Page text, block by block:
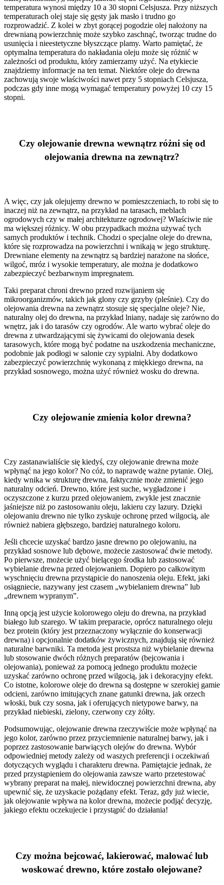
temperatura wynosi między 10 a 30 stopni Celsjusza. Przy niższych
temperaturach olej staje się gęsty jak masło i trudno go
rozprowadzić. Z kolei w zbyt gorącej pogodzie olej nałożony na
drewnianą powierzchnię może szybko zaschnąć, tworząc trudne do
usunięcia i nieestetyczne błyszczące plamy. Warto pamiętać, że
optymalna temperatura do nakładania oleju może się różnić w
zależności od produktu, który zamierzamy użyć. Na etykiecie
znajdziemy informacje na ten temat. Niektóre oleje do drewna
zachowują swoje właściwości nawet przy 5 stopniach Celsjusza,
podczas gdy inne mogą wymagać temperatury powyżej 10 czy 15
stopni.
Czy olejowanie drewna wewnątrz różni się od
olejowania drewna na zewnątrz?
A więc, czy jak olejujemy drewno w pomieszczeniach, to robi się to
inaczej niż na zewnątrz, na przykład na tarasach, meblach
ogrodowych czy w małej architekturze ogrodowej? Właściwie nie
ma większej różnicy. W obu przypadkach można używać tych
samych produktów i technik. Chodzi o specjalne oleje do drewna,
które się rozprowadza na powierzchni i wnikają w jego strukturę.
Drewniane elementy na zewnątrz są bardziej narażone na słońce,
wilgoć, mróz i wysokie temperatury, ale można je dodatkowo
zabezpieczyć bezbarwnym impregnatem.
Taki preparat chroni drewno przed rozwijaniem się
mikroorganizmów, takich jak glony czy grzyby (pleśnie). Czy do
olejowania drewna na zewnątrz stosuje się specjalne oleje? Nie,
naturalny olej do drewna, na przykład lniany, nadaje się zarówno do
wnętrz, jak i do tarasów czy ogrodów. Ale warto wybrać oleje do
drewna z utwardzającymi się żywicami do olejowania desek
tarasowych, które mogą być podatne na uszkodzenia mechaniczne,
podobnie jak podłogi w salonie czy sypialni. Aby dodatkowo
zabezpieczyć powierzchnię wykonaną z miękkiego drewna, na
przykład sosnowego, można użyć również wosku do drewna.
Czy olejowanie zmienia kolor drewna?
Czy zastanawialiście się kiedyś, czy olejowanie drewna może
wpłynąć na jego kolor? No cóż, to naprawdę ważne pytanie. Olej,
kiedy wnika w strukturę drewna, faktycznie może zmienić jego
naturalny odcień. Drewno, które jest suche, wygładzone i
oczyszczone z kurzu przed olejowaniem, zwykle jest znacznie
jaśniejsze niż po zastosowaniu oleju, lakieru czy lazury. Dzięki
olejowaniu drewno nie tylko zyskuje ochronę przed wilgocią, ale
również nabiera głębszego, bardziej naturalnego koloru.
Jeśli chcecie uzyskać bardzo jasne drewno po olejowaniu, na
przykład sosnowe lub dębowe, możecie zastosować dwie metody.
Po pierwsze, możecie użyć bielącego środka lub zastosować
wybielanie drewna przed olejowaniem. Dopiero po całkowitym
wyschnięciu drewna przystąpicie do nanoszenia oleju. Efekt, jaki
osiągniecie, nazywany jest czasem „wybielaniem drewna” lub
„drewnem wypranym”.
Inną opcją jest użycie kolorowego oleju do drewna, na przykład
białego lub szarego. W takim preparacie, oprócz naturalnego oleju
bez protein (który jest przeznaczony wyłącznie do konserwacji
drewna) i opcjonalnie dodatków żywicznych, znajdują się również
naturalne barwniki. Ta metoda jest prostsza niż wybielanie drewna
lub stosowanie dwóch różnych preparatów (bejcowania i
olejowania), ponieważ za pomocą jednego produktu możecie
uzyskać zarówno ochronę przed wilgocią, jak i dekoracyjny efekt.
Co istotne, kolorowe oleje do drewna są dostępne w szerokiej gamie
odcieni, zarówno imitujących znane gatunki drewna, jak orzech
włoski, buk czy sosna, jak i oferujących nietypowe barwy, na
przykład niebieski, zielony, czerwony czy żółty.
Podsumowując, olejowanie drewna rzeczywiście może wpłynąć na
jego kolor, zarówno przez przyciemnienie naturalnej barwy, jak i
poprzez zastosowanie barwiących olejów do drewna. Wybór
odpowiedniej metody zależy od waszych preferencji i oczekiwań
dotyczących wyglądu i charakteru drewna. Pamiętajcie jednak, że
przed przystąpieniem do olejowania zawsze warto przetestować
wybrany preparat na małej, niewidocznej powierzchni drewna, aby
upewnić się, że uzyskacie pożądany efekt. Teraz, gdy już wiecie,
jak olejowanie wpływa na kolor drewna, możecie podjąć decyzję,
jakiego efektu oczekujecie i przystąpić do działania!
Czy można bejcować, lakierować, malować lub
woskować drewno, które zostało olejowane?